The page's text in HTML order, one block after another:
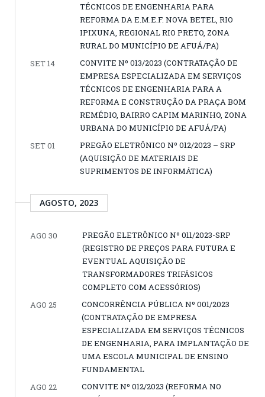
TÉCNICOS DE ENGENHARIA PARA
REFORMA DA E.M.E.F. NOVA BETEL, RIO
IPIXUNA, REGIONAL RIO PRETO, ZONA
RURAL DO MUNICÍPIO DE AFUÁ/PA)
SET 14
CONVITE Nº 013/2023 (CONTRATAÇÃO DE
EMPRESA ESPECIALIZADA EM SERVIÇOS
TÉCNICOS DE ENGENHARIA PARA A
REFORMA E CONSTRUÇÃO DA PRAÇA BOM
REMÉDIO, BAIRRO CAPIM MARINHO, ZONA
URBANA DO MUNICÍPIO DE AFUÁ/PA)
SET 01
PREGÃO ELETRÔNICO Nº 012/2023 – SRP
(AQUISIÇÃO DE MATERIAIS DE
SUPRIMENTOS DE INFORMÁTICA)
AGOSTO, 2023
AGO 30
PREGÃO ELETRÔNICO Nº 011/2023-SRP
(REGISTRO DE PREÇOS PARA FUTURA E
EVENTUAL AQUISIÇÃO DE
TRANSFORMADORES TRIFÁSICOS
COMPLETO COM ACESSÓRIOS)
AGO 25
CONCORRÊNCIA PÚBLICA Nº 001/2023
(CONTRATAÇÃO DE EMPRESA
ESPECIALIZADA EM SERVIÇOS TÉCNICOS
DE ENGENHARIA, PARA IMPLANTAÇÃO DE
UMA ESCOLA MUNICIPAL DE ENSINO
FUNDAMENTAL
AGO 22
CONVITE Nº 012/2023 (REFORMA NO